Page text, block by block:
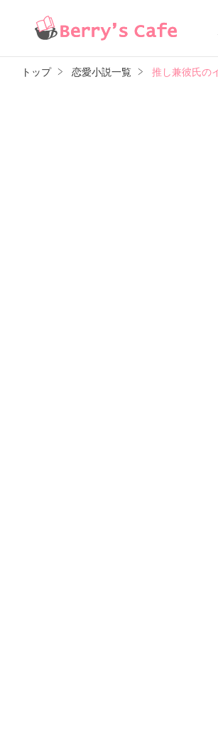
トップ 恋愛小説一覧 推し兼彼氏の